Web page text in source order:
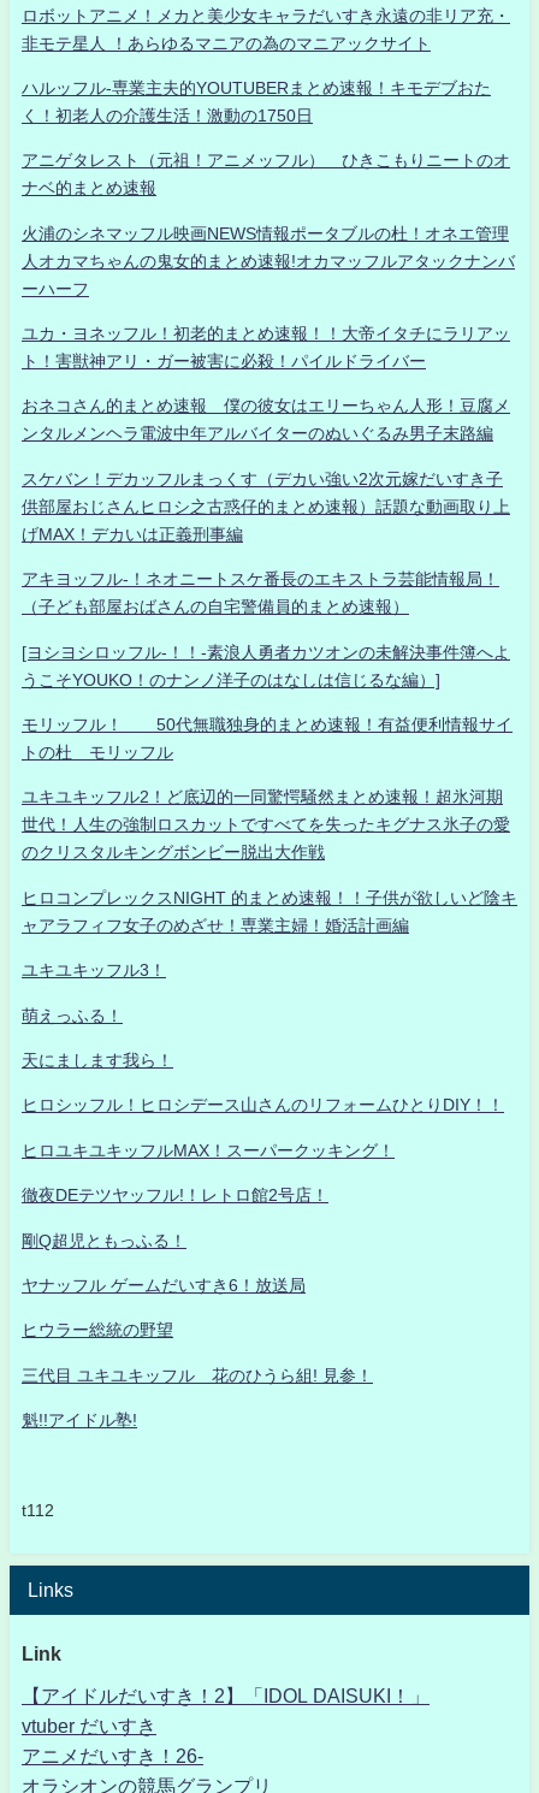
ロボットアニメ！メカと美少女キャラだいすき永遠の非リア充・
非モテ星人 ！あらゆるマニアの為のマニアックサイト
ハルッフル-専業主夫的YOUTUBERまとめ速報！キモデブおた
く！初老人の介護生活！激動の1750日
アニゲタレスト（元祖！アニメッフル） ひきこもりニートのオ
ナベ的まとめ速報
火浦のシネマッフル映画NEWS情報ポータブルの杜！オネエ管理
人オカマちゃんの鬼女的まとめ速報!オカマッフルアタックナンバ
ーハーフ
ユカ・ヨネッフル！初老的まとめ速報！！大帝イタチにラリアッ
ト！害獣神アリ・ガー被害に必殺！パイルドライバー
おネコさん的まとめ速報 僕の彼女はエリーちゃん人形！豆腐メ
ンタルメンヘラ電波中年アルバイターのぬいぐるみ男子末路編
スケバン！デカッフルまっくす（デカい強い2次元嫁だいすき子
供部屋おじさんヒロシ之古惑仔的まとめ速報）話題な動画取り上
げMAX！デカいは正義刑事編
アキヨッフル-！ネオニートスケ番長のエキストラ芸能情報局！
（子ども部屋おばさんの自宅警備員的まとめ速報）
[ヨシヨシロッフル-！！-素浪人勇者カツオンの未解決事件簿へよ
うこそYOUKO！のナンノ洋子のはなしは信じるな編）]
モリッフル！ 50代無職独身的まとめ速報！有益便利情報サイ
トの杜 モリッフル
ユキユキッフル2！ど底辺的一同驚愕騒然まとめ速報！超氷河期
世代！人生の強制ロスカットですべてを失ったキグナス氷子の愛
のクリスタルキングボンビー脱出大作戦
ヒロコンプレックスNIGHT 的まとめ速報！！子供が欲しいど陰キ
ャアラフィフ女子のめざせ！専業主婦！婚活計画編
ユキユキッフル3！
萌えっふる！
天にまします我ら！
ヒロシッフル！ヒロシデース山さんのリフォームひとりDIY！！
ヒロユキユキッフルMAX！スーパークッキング！
徹夜DEテツヤッフル!！レトロ館2号店！
剛Q超児ともっふる！
ヤナッフル ゲームだいすき6！放送局
ヒウラー総統の野望
三代目 ユキユキッフル 花のひうら組! 見参！
魁!!アイドル塾!
t112
Links
Link
【アイドルだいすき！2】「IDOL DAISUKI！」
vtuber だいすき
アニメだいすき！26-
オラシオンの競馬グランプリ